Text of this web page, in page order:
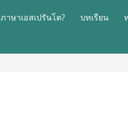
ภาษาเอสเปรันโต? บทเรียน